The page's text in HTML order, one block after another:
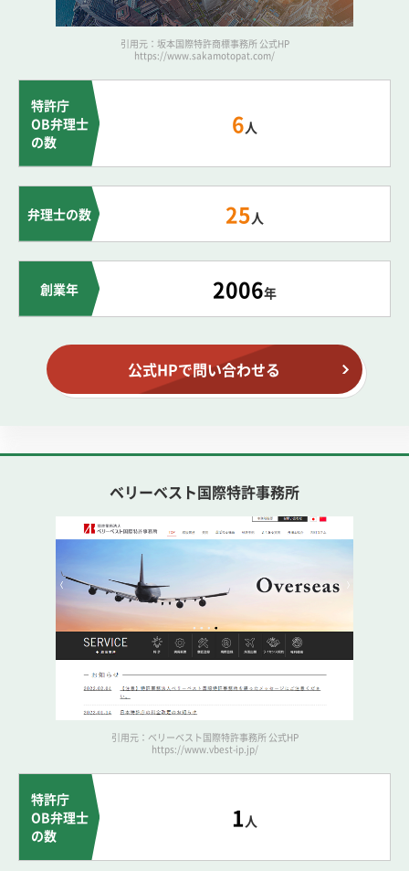
引用元：坂本国際特許商標事務所 公式HP
https://www.sakamotopat.com/
特許庁
OB弁理士
の数
6人
弁理士の数 25人
創業年 2006年
公式HPで問い合わせる
ベリーベスト国際特許事務所
引用元：ベリーベスト国際特許事務所 公式HP
https://www.vbest-ip.jp/
特許庁
OB弁理士
の数
1人